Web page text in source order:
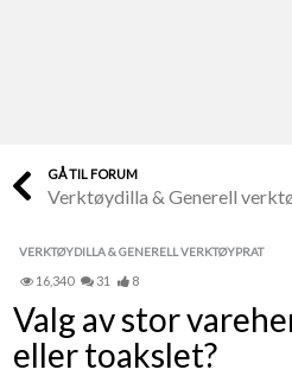
Finn håndverkere
Papirer som mangler
Skaff dokumentasjon som mangler
GÅ TIL FORUM
Verktøydilla & Generell
VERKTØYDILLA & GENERELL VERKTØYPRAT
16,340 31 8
Valg av stor
eller toakslet?